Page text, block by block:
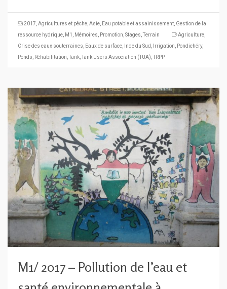
2017,Agricultures et pêche,Asie, Eau potable et assainissement, Gestion de la
ressource hydrique, M1 , Mémoires, Promotion,Stages,Terrain Agriculture,
Crise des eaux souterraines, Eaux de surface, Inde du Sud , Irrigation, Pondichéry,
Ponds, Réhabilitation,Tank,Tank Users Association (TUA),TRPP
M1/ 2017 – Pollution de l’eau et